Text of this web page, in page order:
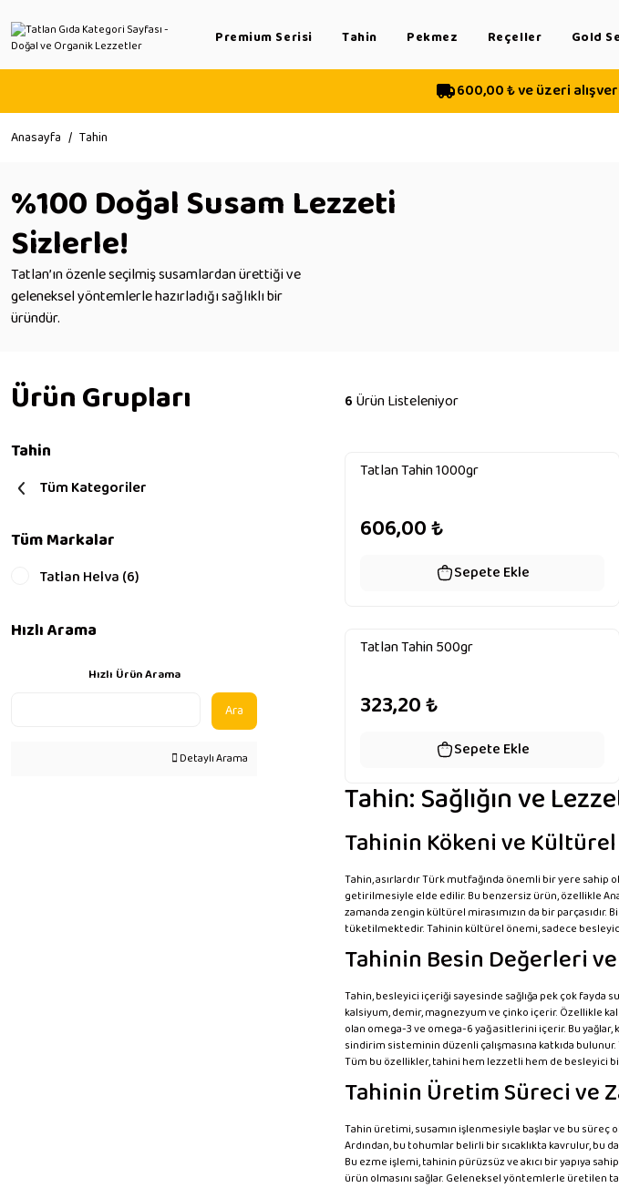
Premium Serisi Tahin Pekmez Reçeller Gold
600,00 ₺ ve üzeri
Anasayfa Tahin
%100 Doğal Susam Lezzeti
Sizlerle!
Tatlan’ın özenle seçilmiş susamlardan ürettiği ve
geleneksel yöntemlerle hazırladığı sağlıklı bir
üründür.
Ürün Grupları
Tahin
Tüm Kategoriler
Tüm Markalar
Tatlan Helva (6)
Hızlı Arama
Hızlı Ürün Arama
Ara
Detaylı Arama
6 Ürün Listeleniyor
Tatlan Tahin 1000gr
606,00₺
Sepete Ekle
Tatlan Tahin 500gr
323,20₺
Sepete Ekle
Tahin: Sağlığın ve
Tahinin Kökeni ve Kültürel
Tahin, asırlardır Türk mutfağında önemli bir yere sahip
getirilmesiyle elde edilir. Bu benzersiz ürün, özellikle
zamanda zengin kültürel mirasımızın da bir parçasıdır.
tüketilmektedir. Tahinin kültürel önemi, sadece
Tahinin Besin Değerleri ve
Tahin, besleyici içeriği sayesinde sağlığa pek çok fayda
kalsiyum, demir, magnezyum ve çinko içerir. Özellikle
olan omega-3 ve omega-6 yağ asitlerini içerir. Bu
sindirim sisteminin düzenli çalışmasına katkıda
Tüm bu özellikler, tahini hem lezzetli hem de besleyici
Tahinin Üretim Süreci ve
Tahin üretimi, susamın işlenmesiyle başlar ve bu süreç
Ardından, bu tohumlar belirli bir sıcaklıkta kavrulur, bu
Bu ezme işlemi, tahinin pürüzsüz ve akıcı bir yapıya
ürün olmasını sağlar. Geleneksel yöntemlerle üretilen